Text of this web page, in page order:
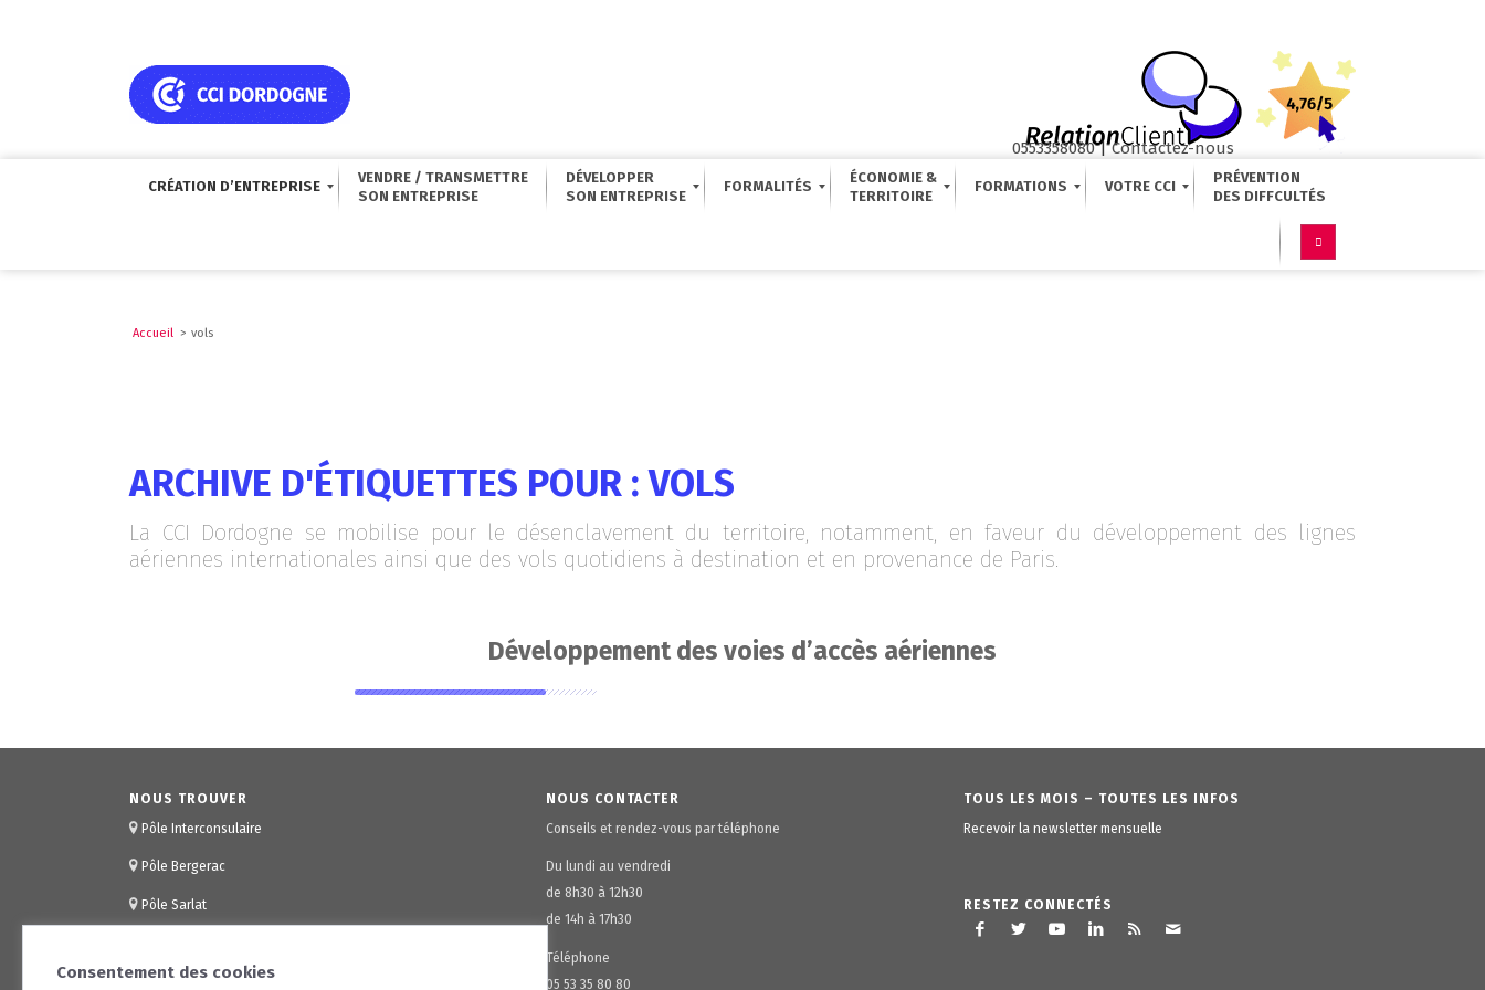
0553358080|Contactez-nous
CRÉATION D’ENTREPRISE
VENDRE / TRANSMETTRE
DÉVELOPPER
FORMALITÉS
ÉCONOMIE &
FORMATIONS VOTRE CCI
PRÉVENTION
Accueil > vols
ARCHIVE D'ÉTIQUETTES POUR : VOLS
La CCI Dordogne se mobilise pour le désenclavement du territoire, notamment, en faveur du développement des lignes
aériennes internationales ainsi que des vols quotidiens à destination et en provenance de Paris.
Développement des voies d’accès aériennes
NOUS TROUVER
Pôle Interconsulaire
Pôle Bergerac
Pôle Sarlat
NOUS CONTACTER
Conseils et rendez-vous par téléphone
Du lundi au vendredi
de 8h30 à 12h30
de 14h à 17h30
Téléphone
05 53 35 80 80
TOUS LES MOIS – TOUTES LES INFOS
Recevoir la newsletter mensuelle
RESTEZ CONNECTÉS
Consentement des cookies